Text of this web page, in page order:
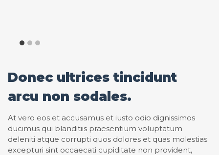
Donec ultrices tincidunt
arcu non sodales.
At vero eos et accusamus et iusto odio dignissimos
ducimus qui blanditiis praesentium voluptatum
deleniti atque corrupti quos dolores et quas molestias
excepturi sint occaecati cupiditate non provident,